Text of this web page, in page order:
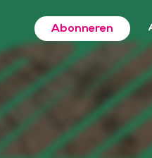
Abonneren